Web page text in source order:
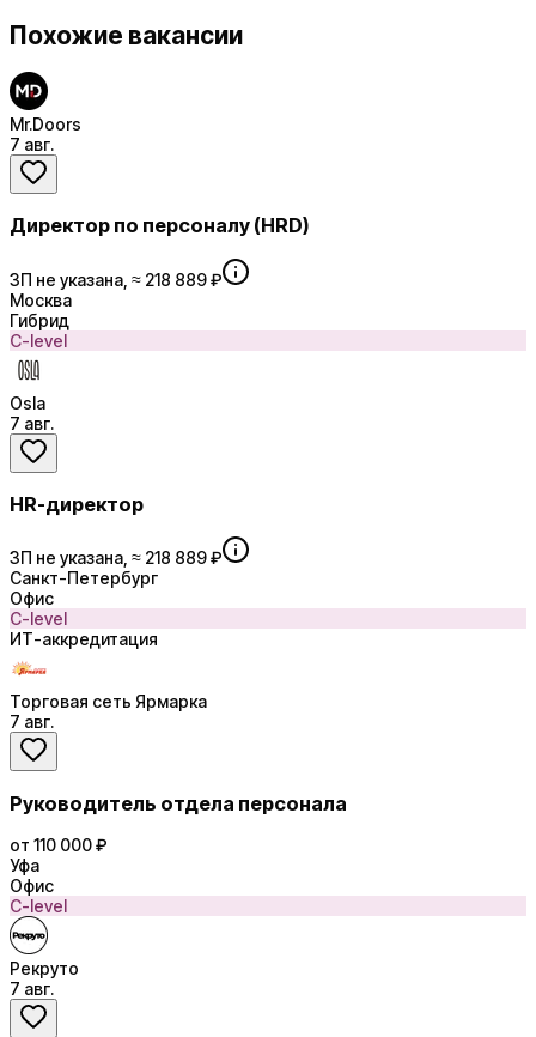
Похожие вакансии
Mr.Doors
7 авг.
Директор по персоналу (HRD)
ЗП не указана, ≈ 218 889 ₽
Москва
Гибрид
C-level
Osla
7 авг.
HR-директор
ЗП не указана, ≈ 218 889 ₽
Санкт-Петербург
Офис
C-level
ИТ-аккредитация
Торговая сеть Ярмарка
7 авг.
Руководитель отдела персонала
от 110 000 ₽
Уфа
Офис
C-level
Рекруто
7 авг.